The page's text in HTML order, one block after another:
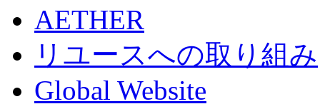
AETHER
リユースへの取り組み
Global Website